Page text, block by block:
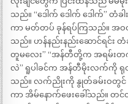
သည်။ “ဒေါက် ဒေါက် ဒေါက်” တံ
ကာ မတ်တပ် ခုန်ရပ်ကြသည်။ အဝ
သည်။ ဟန်နည်းနည်းဆောင်ရင်း
တူမလေး” “အန်တီတို့က အရမ်းတ
လဲ” ရူပါခင်က အန်တီမိုးလက်
သည်။ လက်ညိုးကို နွုတ်ခမ်းဝတွင်
ကာ အိမ်နောက်ဖေးခေါ်သည်။